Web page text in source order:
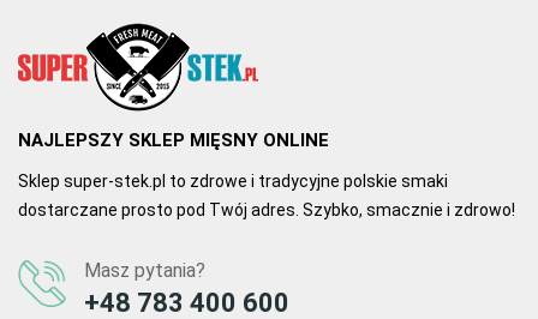
NAJLEPSZY SKLEP MIĘSNY ONLINE
Sklep super-stek.pl to zdrowe i tradycyjne polskie smaki
dostarczane prosto pod Twój adres. Szybko, smacznie i zdrowo!
Masz pytania?
+48 783 400 600